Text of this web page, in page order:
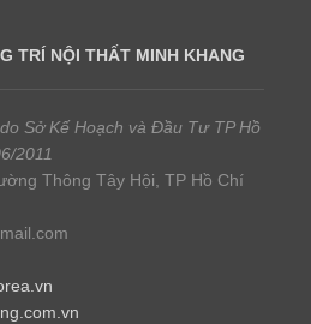
TRÍ NỘI THẤT MINH KHANG
Sở Kế Hoạch và Đầu Tư TP Hồ
2011
Thông Tây Hội, TP Hồ Chí